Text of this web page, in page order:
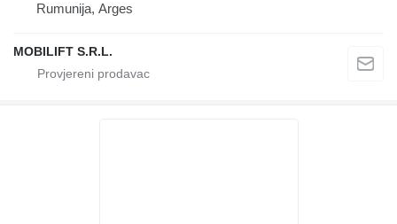
Rumunija, Arges
MOBILIFT S.R.L.